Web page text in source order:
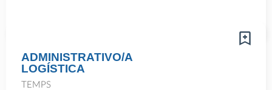
ADMINISTRATIVO/A
LOGÍSTICA
TEMPS